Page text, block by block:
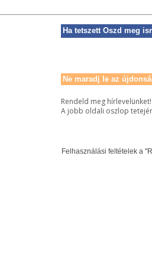
Ha tetszett Oszd meg
Ne maradj le az
Rendeld meg hírlevelünket!
A jobb oldali oszlop
Felhasználási feltételek a